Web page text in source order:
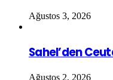
Ağustos 3, 2026
Sahel’den
Ağustos 2, 2026